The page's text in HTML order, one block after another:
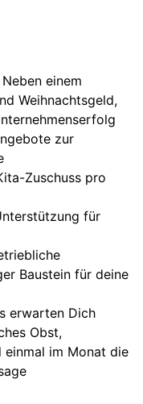
Neben einem
Weihnachtsgeld,
zur
Zuschuss pro
für
Baustein für deine
erwarten Dich
Obst,
einmal im Monat die